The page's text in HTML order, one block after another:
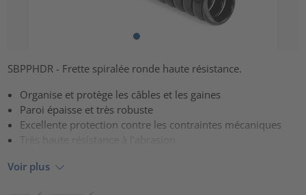
SBPPHDR - Frette spiralée ronde haute résistance.
Organise et protège les câbles et les gaines
Paroi épaisse et très robuste
Excellente protection contre les contraintes mécaniques
Voir plus